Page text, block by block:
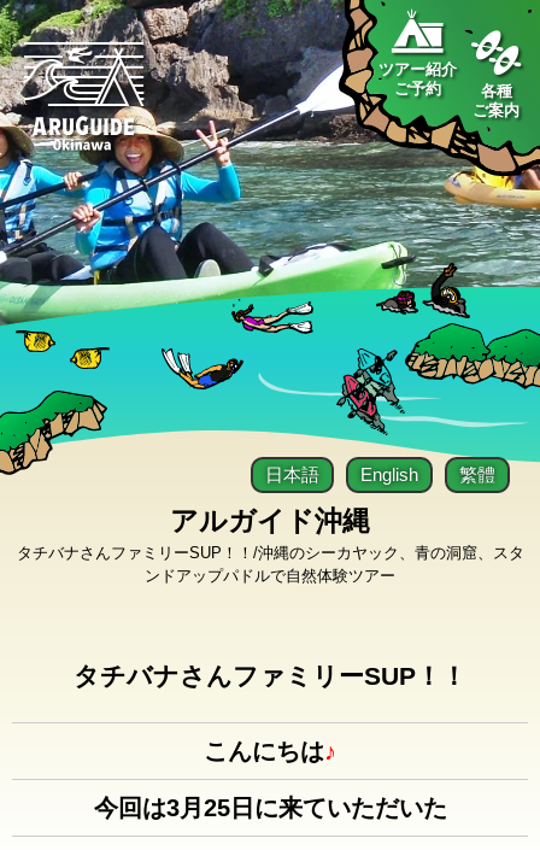
ツアー紹介
ご予約
各種
ご案内
アルガイド沖縄
タチバナさんファミリーSUP！！/沖縄のシーカヤック、青の洞窟、スタ
ンドアップパドルで自然体験ツアー
日本語 English 繁體
タチバナさんファミリーSUP！！
こんにちは♪
今回は3月25日に来ていただいた